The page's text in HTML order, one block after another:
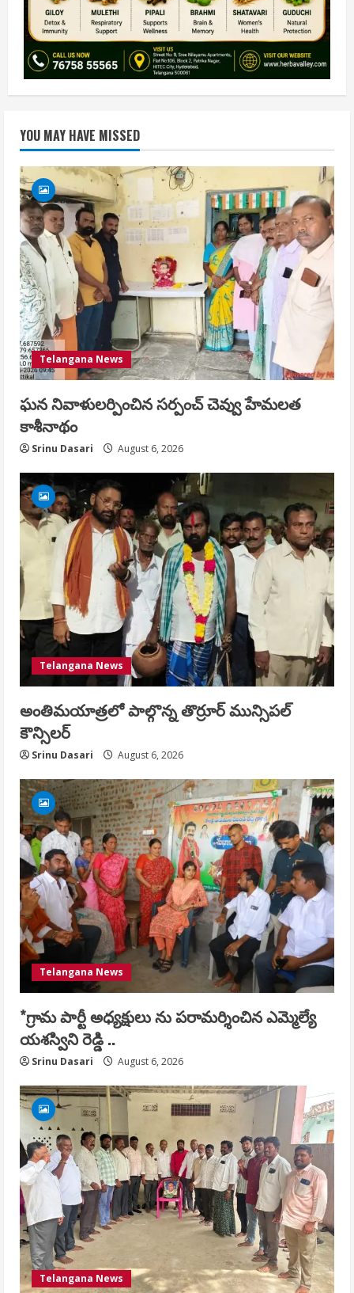
YOU MAY HAVE MISSED
Telangana News
ఘన నివాళులర్పించిన సర్పంచ్ చెవ్వు హేమలత
కాశీనాథం
Srinu Dasari August 6, 2026
Telangana News
అంతిమయాత్రలో పాల్గొన్న తొర్రూర్ మున్సిపల్
కౌన్సిలర్
Srinu Dasari August 6, 2026
Telangana News
*గ్రామ పార్టీ అధ్యక్షులు ను పరామర్శించిన ఎమ్మెల్యే
యశస్విని రెడ్డి ..
Srinu Dasari August 6, 2026
Telangana News